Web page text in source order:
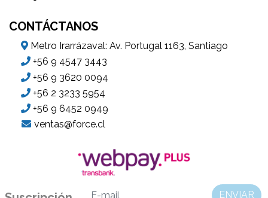
CONTÁCTANOS
Metro Irarrázaval: Av. Portugal 1163, Santiago
+56 9 4547 3443
+56 9 3620 0094
+56 2 3233 5954
+56 9 6452 0949
ventas@force.cl
ENVIAR